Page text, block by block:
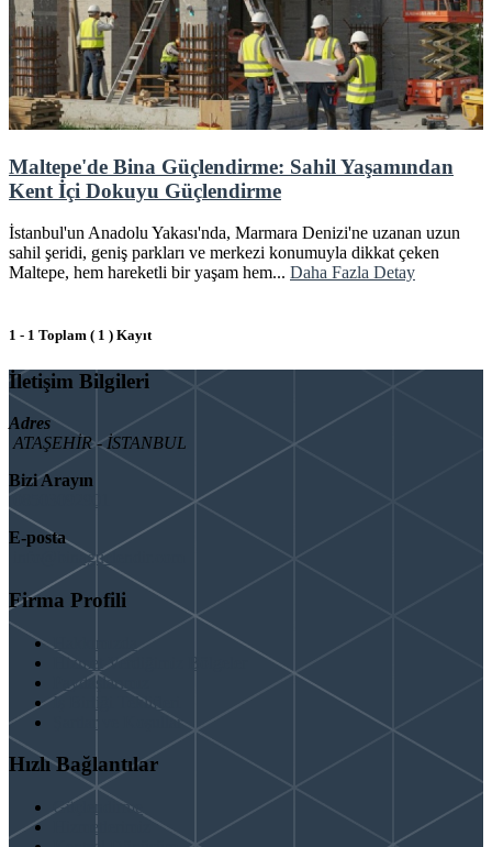
Maltepe'de Bina Güçlendirme: Sahil Yaşamından
Kent İçi Dokuyu Güçlendirme
İstanbul'un Anadolu Yakası'nda, Marmara Denizi'ne uzanan uzun
sahil şeridi, geniş parkları ve merkezi konumuyla dikkat çeken
Maltepe, hem hareketli bir yaşam hem... Daha Fazla Detay
1 - 1 Toplam ( 1 ) Kayıt
İletişim Bilgileri
Adres
ATAŞEHİR - İSTANBUL
Bizi Arayın
E-posta
info@binaguclendir.com
Firma Profili
Hakkımızda
Hizmet Verdiğimiz Bölgeler
Paydaşlarımız
İş Birliği Teklifleri
Şartlar ve Koşullar
Hızlı Bağlantılar
Güçlendirme
Hizmetlerimiz